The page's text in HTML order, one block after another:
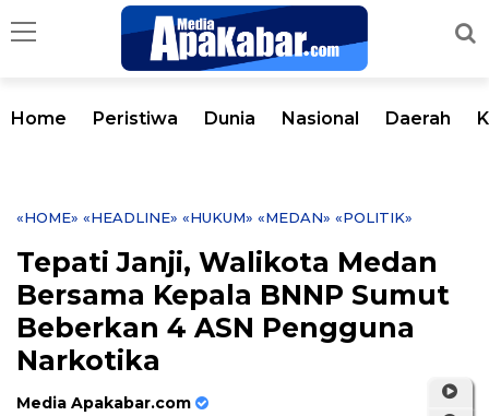
Home Peristiwa Dunia Nasional Daerah
«HOME» «HEADLINE» «HUKUM» «MEDAN» «POLITIK»
Tepati Janji, Walikota Medan
Bersama Kepala BNNP Sumut
Beberkan 4 ASN Pengguna
Narkotika
Media Apakabar.com